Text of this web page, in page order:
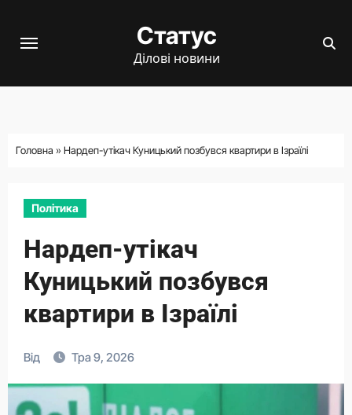
Статус
Ділові новини
Головна » Нардеп-утікач Куницький позбувся квартири в Ізраїлі
Політика
Нардеп-утікач
Куницький позбувся
квартири в Ізраїлі
Від Тра 9, 2026